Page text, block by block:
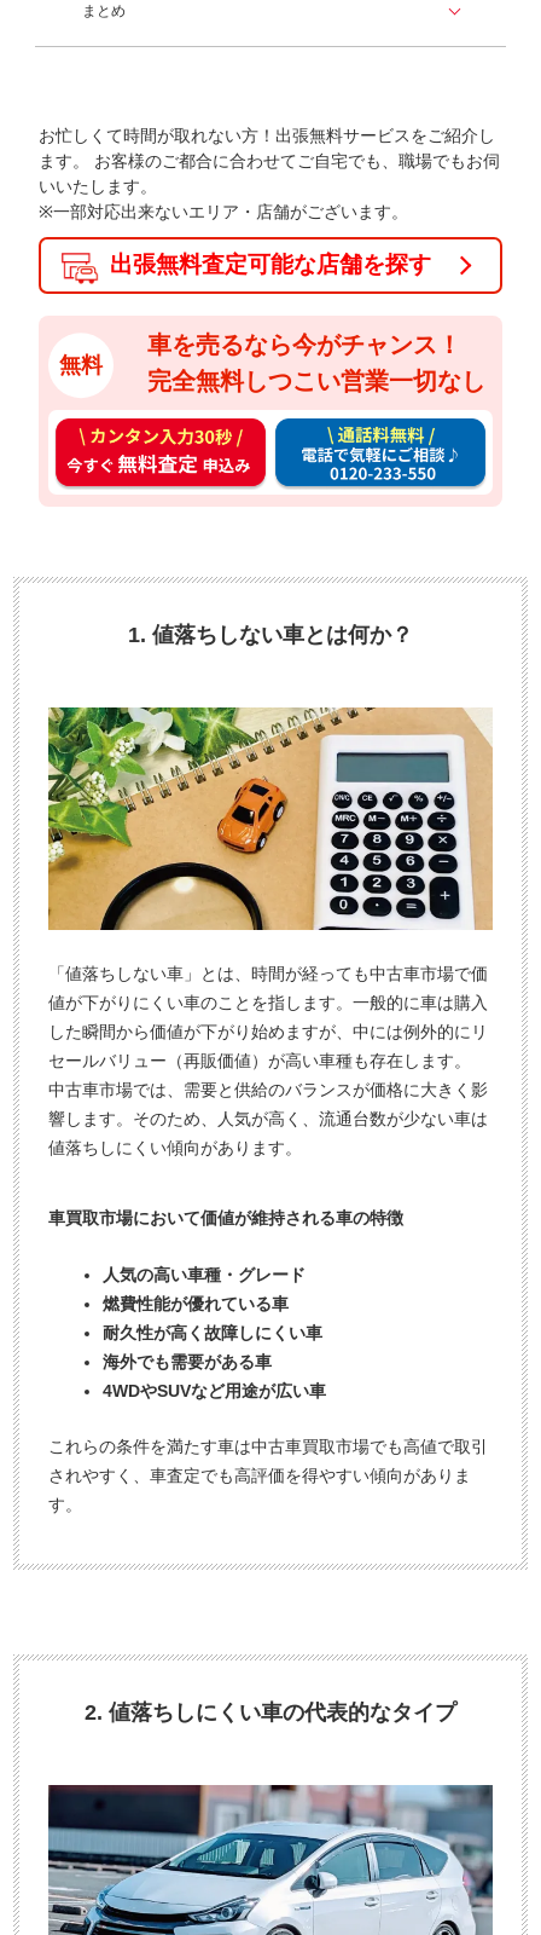
まとめ
お忙しくて時間が取れない方！出張無料サービスをご紹介し
ます。
お客様のご都合に合わせてご自宅でも、職場でもお伺
いいたします。
※一部対応出来ないエリア・店舗がございます。
出張無料査定可能な店舗を探す
無料
車を売るなら今がチャンス！
完全無料しつこい営業一切なし
カ
ン
タ
力
今
す
ぐ
無
料
査
申
込
み
通
料
お
電
話
気
軽
に
ご
相
1. 値落ちしない車とは何か？
「値落ちしない車」とは、時間が経っても中古車市場で価
値が下がりにくい車のことを指します。一般的に車は購入
した瞬間から価値が下がり始めますが、中には例外的にリ
セールバリュー（再販価値）が高い車種も存在します。
中古車市場では、需要と供給のバランスが価格に大きく影
響します。そのため、人気が高く、流通台数が少ない車は
値落ちしにくい傾向があります。
車買取市場において価値が維持される車の特徴
人気の高い車種・グレード
燃費性能が優れている車
耐久性が高く故障しにくい車
海外でも需要がある車
4WDやSUVなど用途が広い車
これらの条件を満たす車は中古車買取市場でも高値で取引
されやすく、車査定でも高評価を得やすい傾向がありま
す。
2. 値落ちしにくい車の代表的なタイプ